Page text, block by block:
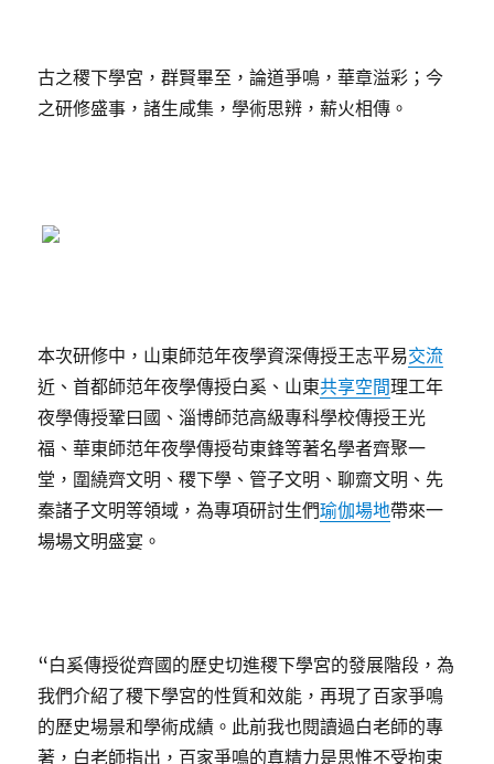
古之稷下學宮，群賢畢至，論道爭鳴，華章溢彩；今
之研修盛事，諸生咸集，學術思辨，薪火相傳。
本次研修中，山東師范年夜學資深傳授王志平易交流
近、首都師范年夜學傳授白奚、山東共享空間理工年
夜學傳授鞏曰國、淄博師范高級專科學校傳授王光
福、華東師范年夜學傳授茍東鋒等著名學者齊聚一
堂，圍繞齊文明、稷下學、管子文明、聊齋文明、先
秦諸子文明等領域，為專項研討生們瑜伽場地帶來一
場場文明盛宴。
“白奚傳授從齊國的歷史切進稷下學宮的發展階段，為
我們介紹了稷下學宮的性質和效能，再現了百家爭鳴
的歷史場景和學術成績。此前我也閱讀過白老師的專
著，白老師指出，百家爭鳴的真精力是思惟不受拘束